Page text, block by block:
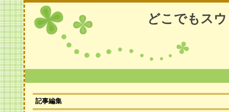
どこでもス
記事編集